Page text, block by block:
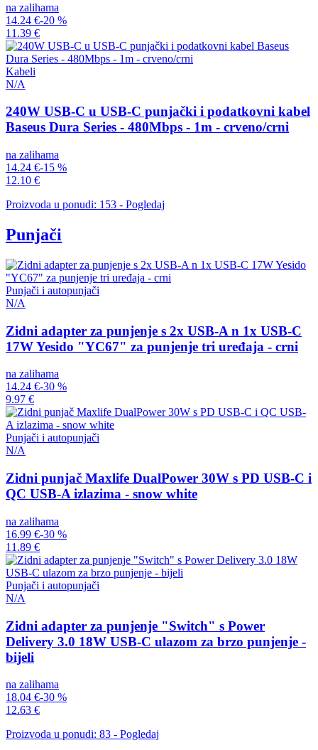
na zalihama
14.24 €-20 %
11.39 €
Kabeli
N/A
240W USB-C u USB-C punjački i podatkovni kabel
Baseus Dura Series - 480Mbps - 1m - crveno/crni
na zalihama
14.24 €-15 %
12.10 €
Proizvoda u ponudi: 153 - Pogledaj
Punjači
Punjači i autopunjači
N/A
Zidni adapter za punjenje s 2x USB-A n 1x USB-C
17W Yesido "YC67" za punjenje tri uređaja - crni
na zalihama
14.24 €-30 %
9.97 €
Punjači i autopunjači
N/A
Zidni punjač Maxlife DualPower 30W s PD USB-C i
QC USB-A izlazima - snow white
na zalihama
16.99 €-30 %
11.89 €
Punjači i autopunjači
N/A
Zidni adapter za punjenje "Switch" s Power
Delivery 3.0 18W USB-C ulazom za brzo punjenje -
bijeli
na zalihama
18.04 €-30 %
12.63 €
Proizvoda u ponudi: 83 - Pogledaj